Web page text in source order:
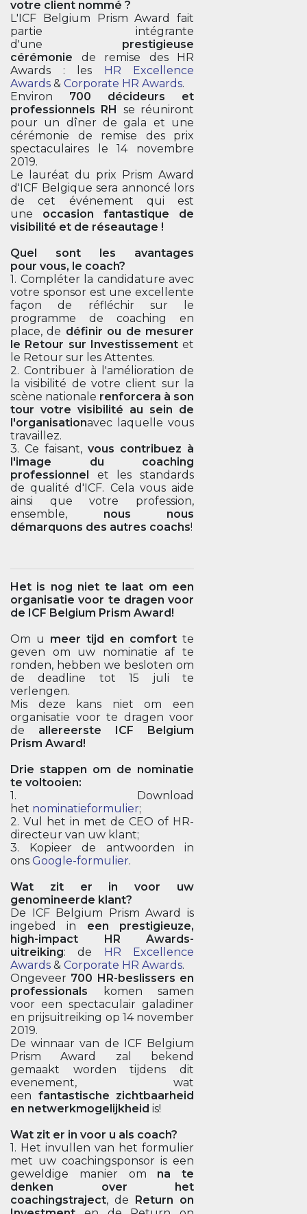
votre client nommé ?
L'ICF Belgium Prism Award fait
partie intégrante
d'une prestigieuse
cérémonie de remise des HR
Awards : les HR Excellence
Awards & Corporate HR Awards.
Environ 700 décideurs et
professionnels RH se réuniront
pour un dîner de gala et une
cérémonie de remise des prix
spectaculaires le 14 novembre
2019.
Le lauréat du prix Prism Award
d'ICF Belgique sera annoncé lors
de cet événement qui est
une occasion fantastique de
visibilité et de réseautage !
Quel sont les avantages
pour vous, le coach?
1. Compléter la candidature avec
votre sponsor est une excellente
façon de réfléchir sur le
programme de coaching en
place, de définir ou de mesurer
le Retour sur Investissementet
le Retour sur les Attentes.
2. Contribuer à l'amélioration de
la visibilité de votre client sur la
scène nationale renforcera à son
tour votre visibilité au sein de
l'organisationavec laquelle vous
travaillez.
3. Ce faisant, vous contribuez à
l'image du coaching
professionnel et les standards
de qualité d'ICF. Cela vous aide
ainsi que votre profession,
ensemble, nous nous
démarquons des autres coachs!
Het is nog niet te laat om een
organisatie voor te dragen voor
de ICF Belgium Prism Award!
Om u meer tijd en comfort te
geven om uw nominatie af te
ronden, hebben we besloten om
de deadline tot 15 juli te
verlengen.
Mis deze kans niet om een
organisatie voor te dragen voor
de allereerste ICF Belgium
Prism Award!
Drie stappen om de nominatie
te voltooien:
1. Download
het nominatieformulier;
2. Vul het in met de CEO of HR-
directeur van uw klant;
3. Kopieer de antwoorden in
ons Google-formulier.
Wat zit er in voor uw
genomineerde klant?
De ICF Belgium Prism Award is
ingebed in een prestigieuze,
high-impact HR Awards-
uitreiking: de HR Excellence
Awards & Corporate HR Awards.
Ongeveer 700 HR-beslissers en
professionals
komen samen
voor een spectaculair galadiner
en prijsuitreiking op 14 november
2019.
De winnaar van de ICF Belgium
Prism Award zal bekend
gemaakt worden tijdens dit
evenement, wat
een fantastische zichtbaarheid
en netwerkmogelijkheid is!
Wat zit er in voor u als coach?
1. Het invullen van het formulier
met uw coachingsponsor is een
geweldige manier om na te
denken over het
coachingstraject, de Return on